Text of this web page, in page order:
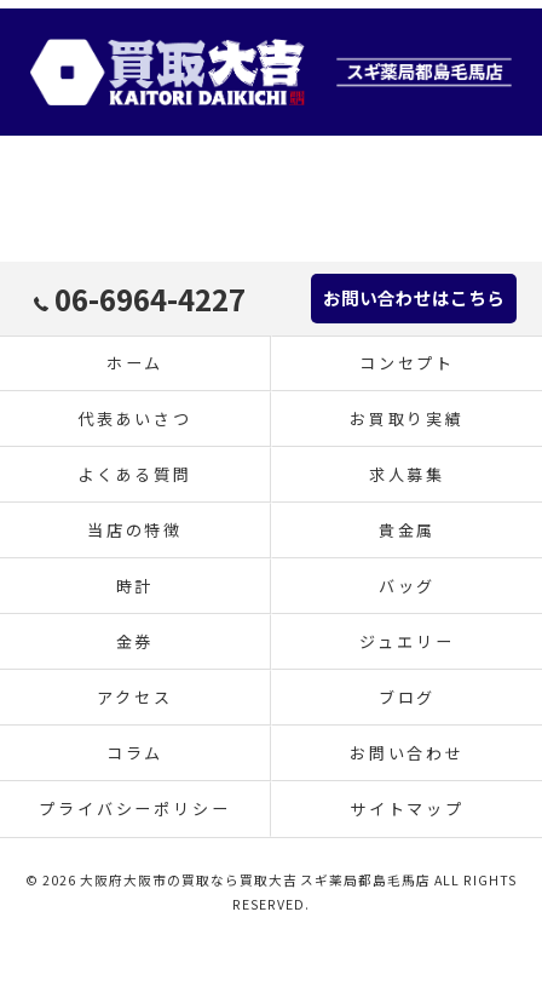
06-6964-4227 お問い合わせはこちら
ホーム コンセプト
代表あいさつ お買取り実績
よくある質問 求人募集
当店の特徴 貴金属
時計 バッグ
金券 ジュエリー
アクセス ブログ
コラム お問い合わせ
プライバシーポリシー サイトマップ
© 2026 大阪府大阪市の買取なら買取大吉 スギ薬局都島毛馬店 ALL RIGHTS
RESERVED.